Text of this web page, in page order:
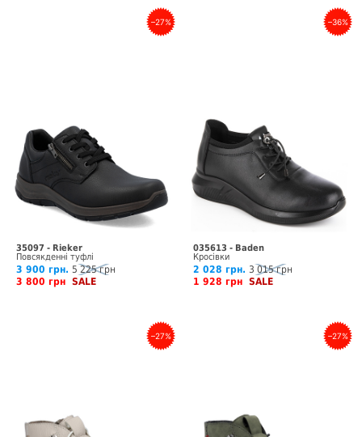
–27%
35097 - Rieker
Повсякденні туфлі
3 900 грн. 5 225 грн
3 800 грн SALE
–36%
035613 - Baden
Кросівки
2 028 грн. 3 015 грн
1 928 грн SALE
–27% –27%